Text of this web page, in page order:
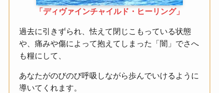
「ディヴァインチャイルド・ヒーリング」
過去に引きずられ、怯えて閉じこもっている状態
や、痛みや傷によって抱えてしまった「闇」でさへ
も糧にして、
あなたがのびのび呼吸しながら歩んでいけるように
導いてくれます。